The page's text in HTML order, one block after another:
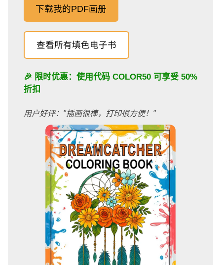
下载我的PDF画册
查看所有填色电子书
🎉 限时优惠：使用代码 COLOR50 可享受 50%
折扣
用户好评："插画很棒，打印很方便！"